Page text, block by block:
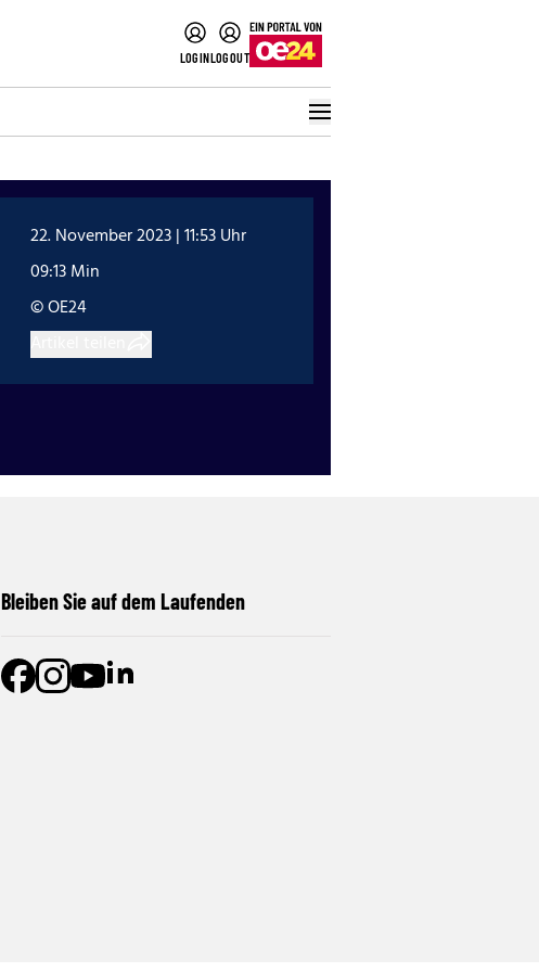
LOGINLOGOUT
22. November 2023 | 11:53 Uhr
09:13 Min
© OE24
Bleiben Sie auf dem Laufenden